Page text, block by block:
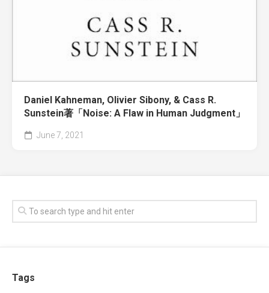
Daniel Kahneman, Olivier Sibony, & Cass R.
Sunstein著「Noise: A Flaw in Human Judgment」
June 7, 2021
Tags